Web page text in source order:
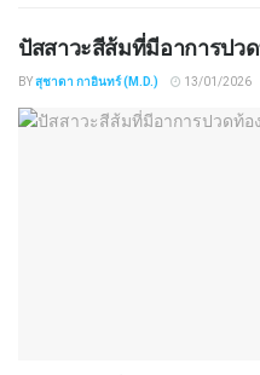
ปัสสาวะสีส้มที่มีอาการปว
BYสุชาดา กาอินทร์ (M.D.) 13/01/2026